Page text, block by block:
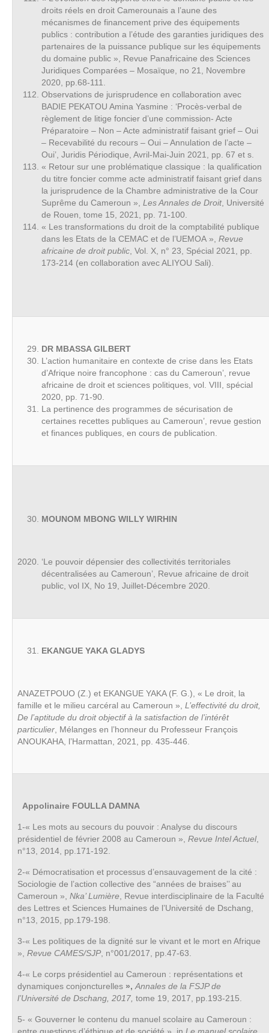
droits réels en droit Camerounais a l’aune des
mécanismes de financement prive des équipements
publics : contribution a l’étude des garanties juridiques des
partenaires de la puissance publique sur les équipements
du domaine public », Revue Panafricaine des Sciences
Juridiques Comparées – Mosaïque, no 21, Novembre
2020, pp.68-111.
Observations de jurisprudence en collaboration avec
BADIE PEKATOU Amina Yasmine : ‘Procès-verbal de
règlement de litige foncier d’une commission- Acte
Préparatoire – Non – Acte administratif faisant grief – Oui
– Recevabilité du recours – Oui – Annulation de l’acte –
Oui’, Juridis Périodique, Avril-Mai-Juin 2021, pp. 67 et s.
« Retour sur une problématique classique : la qualification
du titre foncier comme acte administratif faisant grief dans
la jurisprudence de la Chambre administrative de la Cour
Suprême du Cameroun », Les Annales de Droit, Université
de Rouen, tome 15, 2021, pp. 71-100.
« Les transformations du droit de la comptabilité publique
dans les Etats de la CEMAC et de l’UEMOA », Revue
africaine de droit public , Vol. X, n° 23, Spécial 2021, pp.
173-214 (en collaboration avec ALIYOU Sali).
DR MBASSA GILBERT
L’action humanitaire en contexte de crise dans les Etats
d’Afrique noire francophone : cas du Cameroun’, revue
africaine de droit et sciences politiques, vol. VIII, spécial
2020, pp. 71-90.
La pertinence des programmes de sécurisation de
certaines recettes publiques au Cameroun’, revue gestion
et finances publiques, en cours de publication.
MOUNOM MBONG WILLY WIRHIN
‘Le pouvoir dépensier des collectivités territoriales
décentralisées au Cameroun’, Revue africaine de droit
public, vol IX, No 19, Juillet-Décembre 2020.
EKANGUE YAKA GLADYS
ANAZETPOUO (Z.) et EKANGUE YAKA (F. G.), « Le droit, la
famille et le milieu carcéral au Cameroun », L’effectivité du droit,
De l’aptitude du droit objectif à la satisfaction de l’intérêt
particulier , Mélanges en l’honneur du Professeur François
ANOUKAHA, l’Harmattan, 2021, pp. 435-446.
Appolinaire FOULLA DAMNA
1-« Les mots au secours du pouvoir : Analyse du discours
présidentiel de février 2008 au Cameroun », Revue Intel Actuel,
n°13, 2014, pp.171-192.
2-« Démocratisation et processus d’ensauvagement de la cité :
Sociologie de l’action collective des “années de braises’’ au
Cameroun », Nka’ Lumière , Revue interdisciplinaire de la Faculté
des Lettres et Sciences Humaines de l’Université de Dschang,
n°13, 2015, pp.179-198.
3-« Les politiques de la dignité sur le vivant et le mort en Afrique
», Revue CAMES/SJP , n°001/2017, pp.47-63.
4-« Le corps présidentiel au Cameroun : représentations et
dynamiques conjoncturelles », Annales de la FSJP de
l’Université de Dschang, 2017, tome 19, 2017, pp.193-215.
5- « Gouverner le contenu du manuel scolaire au Cameroun :